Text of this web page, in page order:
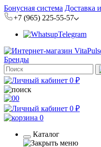
Бонусная система Доставка
+7 (965) 225-55-57
Telegram
Бренды
0 ₽
0
0 ₽
0
Каталог